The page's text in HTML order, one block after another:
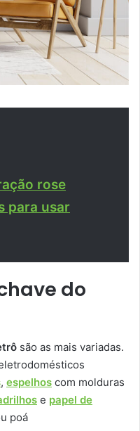
rose
para usar
do
são as mais variadas.
, espelhos com molduras
e papel de
poá